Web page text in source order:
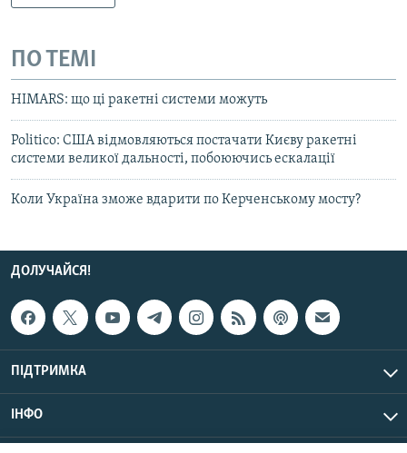
ПО ТЕМІ
HIMARS: що ці ракетні системи можуть
Politico: США відмовляються постачати Києву ракетні
системи великої дальності, побоюючись ескалації
Коли Україна зможе вдарити по Керченському мосту?
ДОЛУЧАЙСЯ!
ПІДТРИМКА
ІНФО